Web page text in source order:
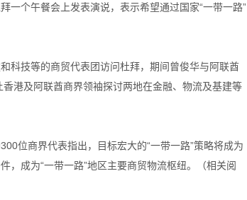
一个午餐会上发表演说，表示希望通过国家“一带一路”
科技等的商贸代表团访问杜拜，期间曾俊华与阿联酋
港及阿联酋商界领袖探讨两地在金融、物流及基建等
位商界代表指出，目标宏大的“一带一路”策略将成为
，成为“一带一路”地区主要商贸物流枢纽。（相关阅